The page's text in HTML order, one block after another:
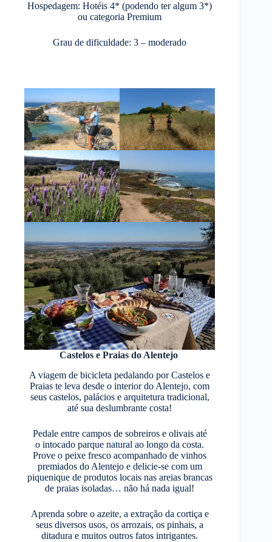
Hospedagem: Hotéis 4* (podendo ter algum 3*)
ou categoria Premium
Grau de dificuldade: 3 – moderado
Castelos e Praias do Alentejo
A viagem de bicicleta pedalando por Castelos e
Praias te leva desde o interior do Alentejo, com
seus castelos, palácios e arquitetura tradicional,
até sua deslumbrante costa!
Pedale entre campos de sobreiros e olivais até
o intocado parque natural ao longo da costa.
Prove o peixe fresco acompanhado de vinhos
premiados do Alentejo e delicie-se com um
piquenique de produtos locais nas areias brancas
de praias isoladas… não há nada igual!
Aprenda sobre o azeite, a extração da cortiça e
seus diversos usos, os arrozais, os pinhais, a
ditadura e muitos outros fatos intrigantes.